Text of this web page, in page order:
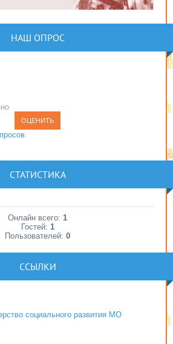
НАШ ОПРОС
СТАТИСТИКА
Онлайн всего: 1
Гостей: 1
Пользователей: 0
ССЫЛКИ
социального развития МО